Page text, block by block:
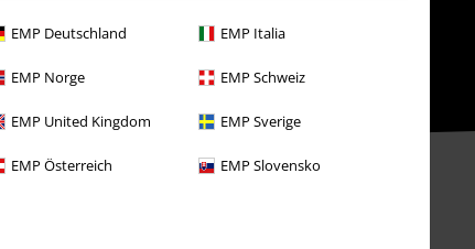
EMP Deutschland EMP Italia
EMP Norge EMP Schweiz
EMP United Kingdom EMP Sverige
EMP Österreich EMP Slovensko